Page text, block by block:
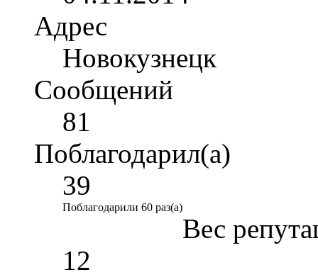
Адрес
Новокузнецк
Сообщений
81
Поблагодарил(а)
39
Поблагодарили 60 раз(а)
Вес
12